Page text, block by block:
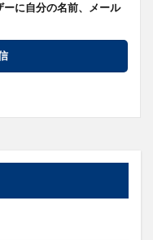
に自分の名前、メール